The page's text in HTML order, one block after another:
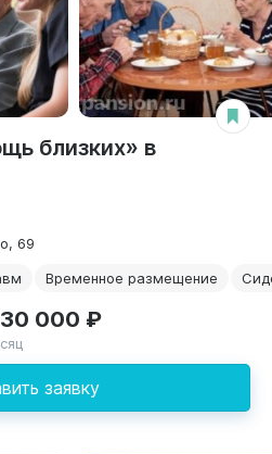
близких» в
69
Временное размещение
заявку
000 ₽